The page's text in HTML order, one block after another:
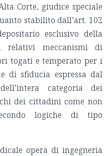
Corte, giudice speciale
stabilito dall’art. 102
esclusivo della
relativi meccanismi di
togati e temperato per i
di sfiducia espressa dal
categoria dei
dei cittadini come non
logiche di tipo
opera di ingegneria